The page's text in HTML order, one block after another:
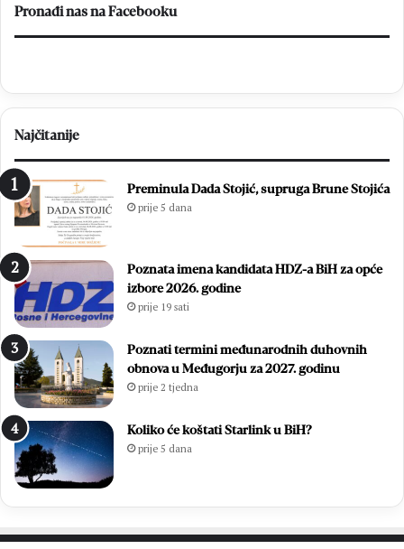
Pronađi nas na Facebooku
Najčitanije
Preminula Dada Stojić, supruga Brune Stojića
prije 5 dana
Poznata imena kandidata HDZ-a BiH za opće
izbore 2026. godine
prije 19 sati
Poznati termini međunarodnih duhovnih
obnova u Međugorju za 2027. godinu
prije 2 tjedna
Koliko će koštati Starlink u BiH?
prije 5 dana